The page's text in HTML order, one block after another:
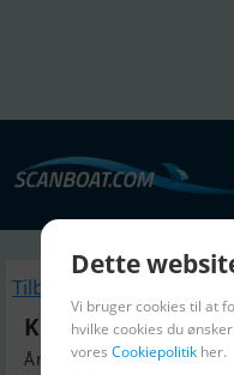
Tilbage
Kiel Classic 27
Årgang 1997,
Dette
Vi bruger cookies til at
hvilke cookies du
vores Cookiepolitik her.